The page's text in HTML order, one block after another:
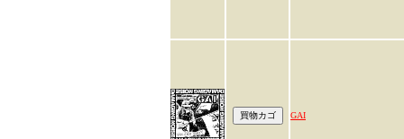
GAI